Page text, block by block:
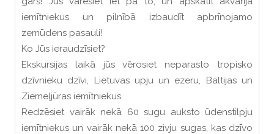
iemītniekus un pilnībā izbaudīt apbrīnojamo
zemūdens pasauli!
Ko Jūs ieraudzīsiet?
Ekskursijas laikā jūs vērosiet neparasto tropisko
dzīvnieku dzīvi, Lietuvas upju un ezeru, Baltijas un
Ziemeļjūras iemītniekus.
Redzēsiet vairāk nekā 60 sugu auksto ūdenstilpju
iemītniekus un vairāk nekā 100 zivju sugas, kas dzīvo